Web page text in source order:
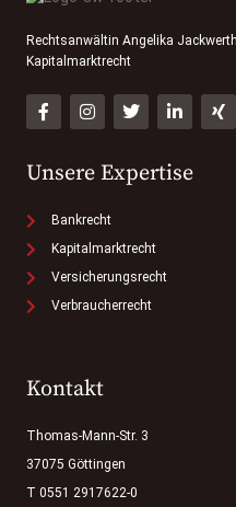
Rechtsanwältin Angelika
Kapitalmarktrecht
Unsere Expertise
Bankrecht
Kapitalmarktrecht
Versicherungsrecht
Verbraucherrecht
Kontakt
Thomas-Mann-Str. 3
37075 Göttingen
T 0551 2917622-0